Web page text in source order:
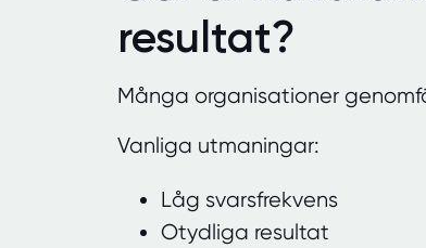
resultat?
Många organisationer
Vanliga utmaningar:
Låg svarsfrekvens
Otydliga resultat